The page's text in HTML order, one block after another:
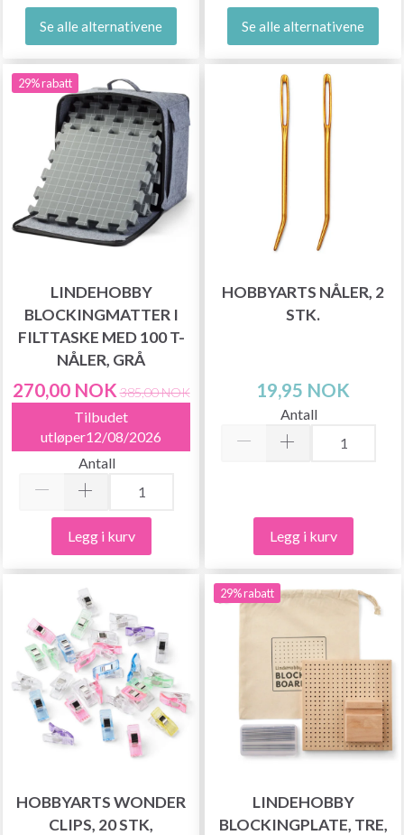
Se alle alternativene Se alle alternativene
29% rabatt
LINDEHOBBY
BLOCKINGMATTER I
FILTTASKE MED 100 T-
NÅLER, GRÅ
270,00 NOK 385,00 NOK
Tilbudet
utløper12/08/2026
Antall
Legg i kurv
HOBBYARTS NÅLER, 2
STK.
19,95 NOK
Antall
Legg i kurv
HOBBYARTS WONDER
CLIPS, 20 STK,
29% rabatt
LINDEHOBBY
BLOCKINGPLATE, TRE,